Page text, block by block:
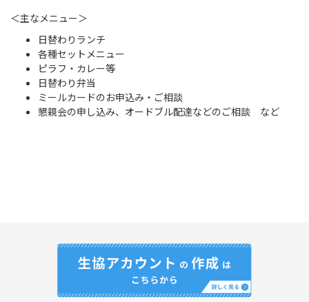
＜主なメニュー＞
日替わりランチ
各種セットメニュー
ピラフ・カレー等
日替わり弁当
ミールカードのお申込み・ご相談
懇親会の申し込み、オードブル配達などのご相談 など